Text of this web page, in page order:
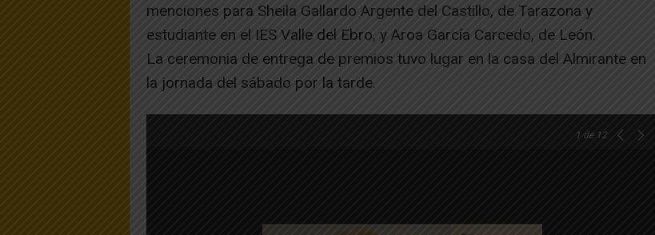
menciones para Sheila Gallardo Argente del Castillo, de Tarazona y
estudiante en el IES Valle del Ebro, y Aroa García Carcedo, de León.
La ceremonia de entrega de premios tuvo lugar en la casa del Almirante en
la jornada del sábado por la tarde.
1 de 12